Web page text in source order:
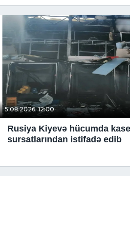
5.08.2026, 12:00
Rusiya Kiyevə hücumda
sursatlarından istifadə edib